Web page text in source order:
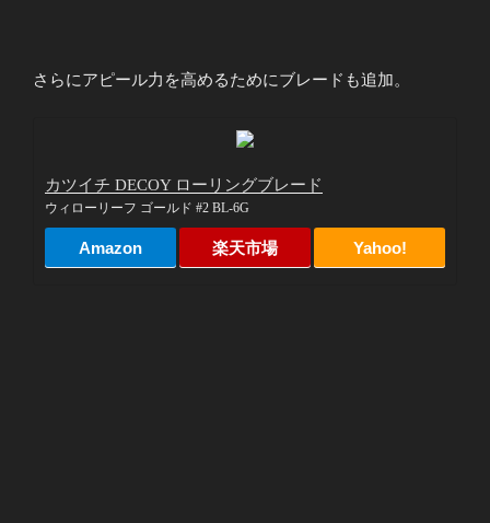
さらにアピール力を高めるためにブレードも追加。
カツイチ DECOY ローリングブレード
ウィローリーフ ゴールド #2 BL-6G
Amazon 楽天市場 Yahoo!